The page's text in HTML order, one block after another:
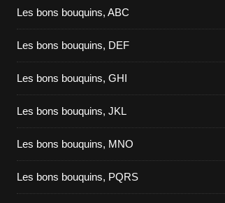
Les bons bouquins, ABC
Les bons bouquins, DEF
Les bons bouquins, GHI
Les bons bouquins, JKL
Les bons bouquins, MNO
Les bons bouquins, PQRS